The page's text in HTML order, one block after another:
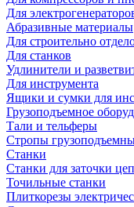
Для
Абразивные материалы
Для строительно
Для станков
Удлинители и
Для инструмента
Ящики и сумки для
Грузоподъемное
Тали и тельферы
Стропы
Станки
Станки для заточки
Точильные станки
Плиткорезы